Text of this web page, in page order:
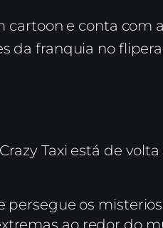
e conta com
da franquia no
Taxi está de
os